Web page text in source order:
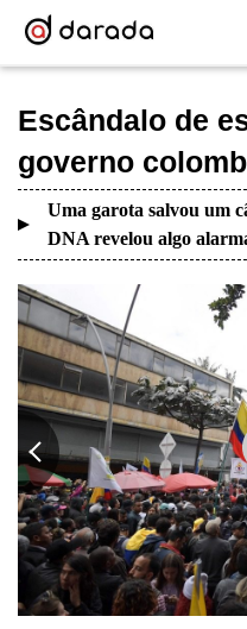
Escândalo de
governo
Uma garota salvou um
DNA revelou algo